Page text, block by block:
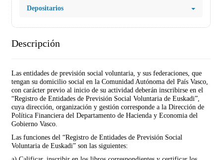
Depositarios
Descripción
Las entidades de previsión social voluntaria, y sus federaciones, que
tengan su domicilio social en la Comunidad Autónoma del País Vasco,
con carácter previo al inicio de su actividad deberán inscribirse en el
“Registro de Entidades de Previsión Social Voluntaria de Euskadi”,
cuya dirección, organización y gestión corresponde a la Dirección de
Política Financiera del Departamento de Hacienda y Economia del
Gobierno Vasco.
Las funciones del “Registro de Entidades de Previsión Social
Voluntaria de Euskadi” son las siguientes: